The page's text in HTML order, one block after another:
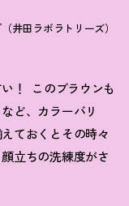
井田ラボラトリーズ）
！
このブラウンも
ど、カラーバリ
ておくとその時々
立ちの洗練度がさ